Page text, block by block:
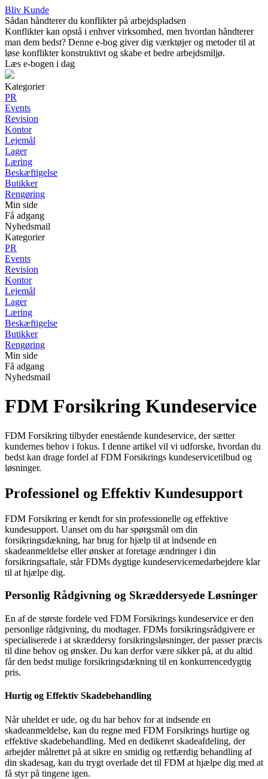
Bliv Kunde
Sådan håndterer du konflikter på arbejdspladsen
Konflikter kan opstå i enhver virksomhed, men hvordan håndterer
man dem bedst? Denne e-bog giver dig værktøjer og metoder til at
løse konflikter konstruktivt og skabe et bedre arbejdsmiljø.
Læs e-bogen i dag
Kategorier
PR
Events
Revision
Kontor
Lejemål
Lager
Læring
Beskæftigelse
Butikker
Rengøring
Min side
Få adgang
Nyhedsmail
Kategorier
PR
Events
Revision
Kontor
Lejemål
Lager
Læring
Beskæftigelse
Butikker
Rengøring
Min side
Få adgang
Nyhedsmail
FDM Forsikring Kundeservice
FDM Forsikring tilbyder enestående kundeservice, der sætter
kundernes behov i fokus. I denne artikel vil vi udforske, hvordan du
bedst kan drage fordel af FDM Forsikrings kundeservicetilbud og
løsninger.
Professionel og Effektiv Kundesupport
FDM Forsikring er kendt for sin professionelle og effektive
kundesupport. Uanset om du har spørgsmål om din
forsikringsdækning, har brug for hjælp til at indsende en
skadeanmeldelse eller ønsker at foretage ændringer i din
forsikringsaftale, står FDMs dygtige kundeservicemedarbejdere klar
til at hjælpe dig.
Personlig Rådgivning og Skræddersyede Løsninger
En af de største fordele ved FDM Forsikrings kundeservice er den
personlige rådgivning, du modtager. FDMs forsikringsrådgivere er
specialiserede i at skræddersy forsikringsløsninger, der passer præcis
til dine behov og ønsker. Du kan derfor være sikker på, at du altid
får den bedst mulige forsikringsdækning til en konkurrencedygtig
pris.
Hurtig og Effektiv Skadebehandling
Når uheldet er ude, og du har behov for at indsende en
skadeanmeldelse, kan du regne med FDM Forsikrings hurtige og
effektive skadebehandling. Med en dedikeret skadeafdeling, der
arbejder målrettet på at sikre en smidig og retfærdig behandling af
din skadesag, kan du trygt overlade det til FDM at hjælpe dig med at
få styr på tingene igen.